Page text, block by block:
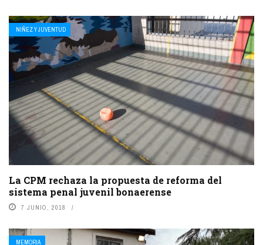
NIÑEZ Y JUVENTUD
La CPM rechaza la propuesta de reforma del
sistema penal juvenil bonaerense
7 JUNIO, 2018
MEMORIA